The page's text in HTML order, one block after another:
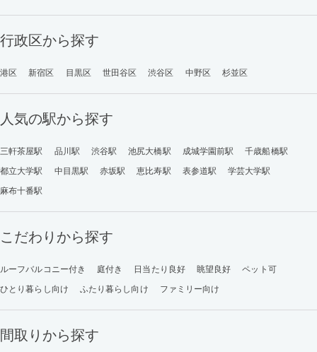
行政区から探す
港区 新宿区 目黒区 世田谷区 渋谷区 中野区 杉並区
人気の駅から探す
三軒茶屋駅 品川駅 渋谷駅 池尻大橋駅 成城学園前駅
千歳船橋駅
都立大学駅
中目黒駅 赤坂駅 恵比寿駅 表参道駅
学芸大学駅
麻布十番駅
こだわりから探す
ルーフバルコニー付き 庭付き 日当たり良好 眺望良好
ペット可
ひとり暮らし向け
ふたり暮らし向け ファミリー向け
間取りから探す